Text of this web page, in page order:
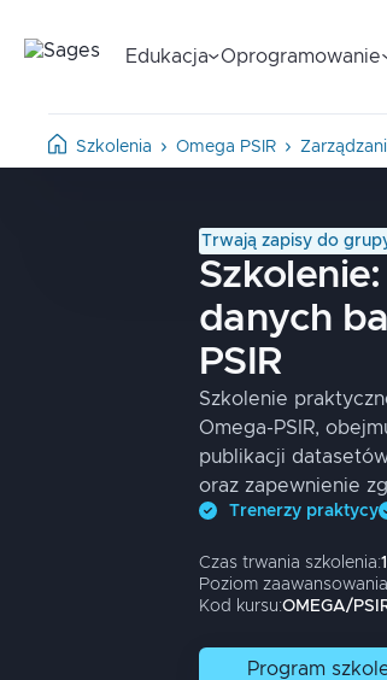
Edukacja Oprogramowanie
Szkolenia Omega PSIR
Trwają zapisy do
Szkolenie:
danych
PSIR
Szkolenie
Omega-PSIR,
publikacji
oraz zapewnienie
Trenerzy praktycy
Czas trwania szkolenia:1
Poziom
Kod kursu:OMEGA/
Program